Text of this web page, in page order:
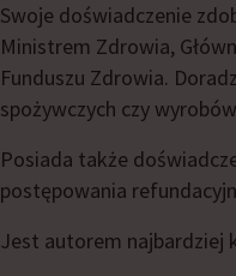
Swoje doświadczenie
Ministrem Zdrowia,
Funduszu Zdrowia.
spożywczych czy
Posiada także
postępowania
Jest autorem najbardziej